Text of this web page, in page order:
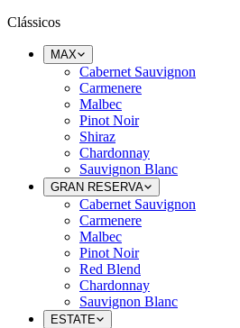
Clássicos
MAX
Cabernet Sauvignon
Carmenere
Malbec
Pinot Noir
Shiraz
Chardonnay
Sauvignon Blanc
GRAN RESERVA
Cabernet Sauvignon
Carmenere
Malbec
Pinot Noir
Red Blend
Chardonnay
Sauvignon Blanc
ESTATE